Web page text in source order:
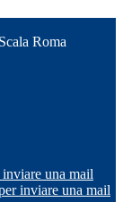
Roma
una mail
inviare una mail